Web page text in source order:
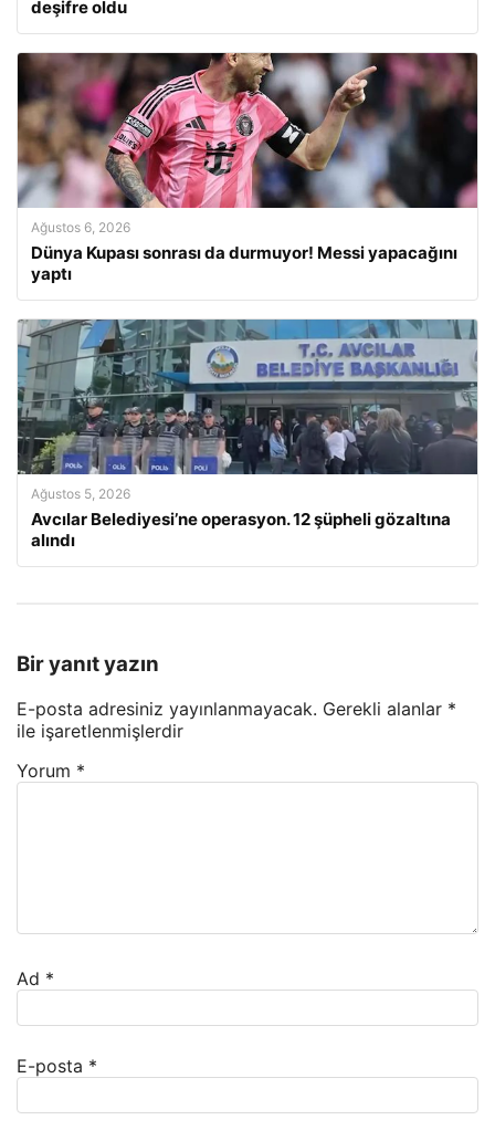
deşifre oldu
Ağustos 6, 2026
Dünya Kupası sonrası da durmuyor! Messi yapacağını
yaptı
Ağustos 5, 2026
Avcılar Belediyesi’ne operasyon. 12 şüpheli gözaltına
alındı
Bir yanıt yazın
E-posta adresiniz yayınlanmayacak. Gerekli alanlar *
ile işaretlenmişlerdir
Yorum *
Ad *
E-posta *